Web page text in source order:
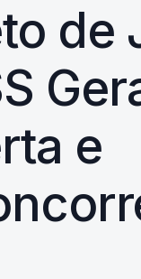
de
e